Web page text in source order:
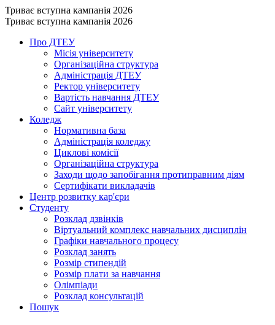
Триває вступна кампанія 2026
Триває вступна кампанія 2026
Про ДТЕУ
Місія університету
Організаційна структура
Адміністрація ДТЕУ
Ректор університету
Вартість навчання ДТЕУ
Сайт університету
Коледж
Нормативна база
Адміністрація коледжу
Циклові комісії
Організаційна структура
Заходи щодо запобігання протиправним діям
Сертифікати викладачів
Центр розвитку кар'єри
Студенту
Розклад дзвінків
Віртуальний комплекс навчальних дисциплін
Графіки навчального процесу
Розклад занять
Розмір стипендій
Розмір плати за навчання
Олімпіади
Розклад консультацій
Пошук